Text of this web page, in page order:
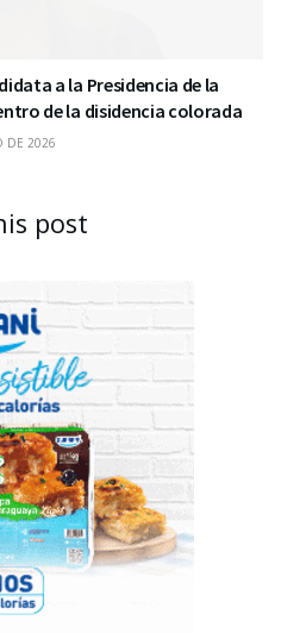
a la Presidencia de la
de la disidencia colorada
DE 2026
post